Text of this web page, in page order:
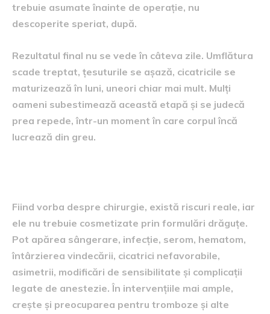
trebuie asumate înainte de operație, nu
descoperite speriat, după.
Rezultatul final nu se vede în câteva zile. Umflătura
scade treptat, țesuturile se așază, cicatricile se
maturizează în luni, uneori chiar mai mult. Mulți
oameni subestimează această etapă și se judecă
prea repede, într-un moment în care corpul încă
lucrează din greu.
Fiind vorba despre chirurgie, există riscuri reale, iar
ele nu trebuie cosmetizate prin formulări drăguțe.
Pot apărea sângerare, infecție, serom, hematom,
întârzierea vindecării, cicatrici nefavorabile,
asimetrii, modificări de sensibilitate și complicații
legate de anestezie. În intervențiile mai ample,
crește și preocuparea pentru tromboze și alte